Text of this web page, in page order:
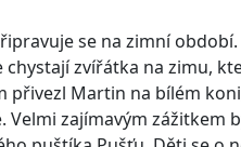
se na zimní
zvířátka na zimu,
přivezl Martin na bílém
zajímavým zážitkem